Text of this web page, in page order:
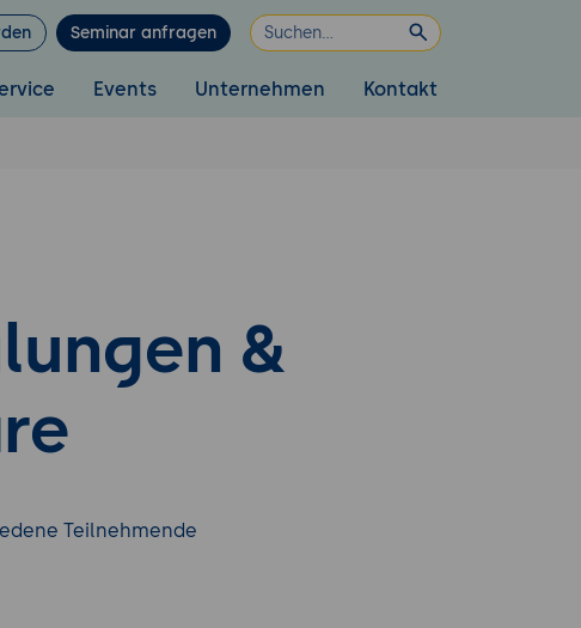
Seminar anfragen
Events Unternehmen Kontakt
&
Teilnehmende